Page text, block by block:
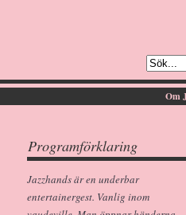
Om
Programförklaring
Jazzhands är en underbar
entertainergest. Vanlig inom